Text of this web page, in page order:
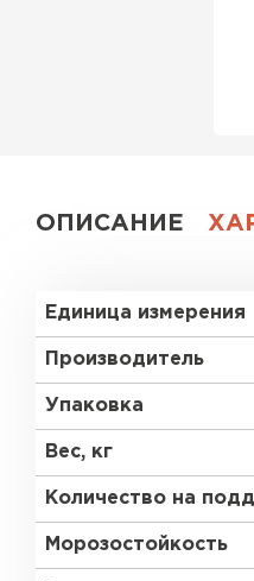
ОПИСАНИЕ
Единица измерения
Производитель
Упаковка
Вес, кг
Количество на
Морозостойкость
Газобетон СК
Газобетон